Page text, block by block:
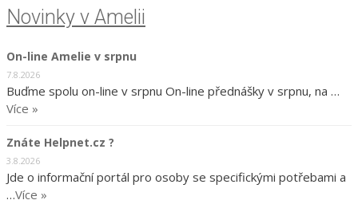
Novinky v Amelii
On-line Amelie v srpnu
7.8.2026
Buďme spolu on-line v srpnu On-line přednášky v srpnu, na …
Více »
Znáte Helpnet.cz ?
3.8.2026
Jde o informační portál pro osoby se specifickými potřebami a
…Více »